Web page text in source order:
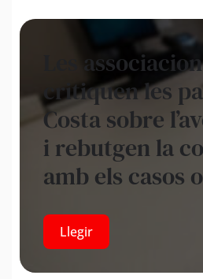
Les
critiquen les
Costa sobre
i rebutgen la
amb els casos
Llegir